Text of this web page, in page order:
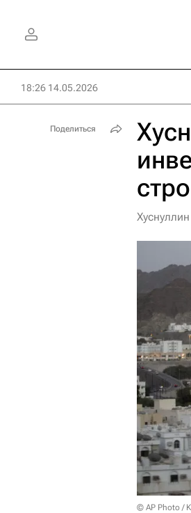
18:26 14.05.2026
© AP Photo /
Поделиться